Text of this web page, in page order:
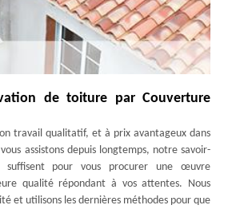
de toiture par Couverture
travail qualitatif, et à prix avantageux dans
assistons depuis longtemps, notre savoir-
pour vous procurer une œuvre
qualité répondant à vos attentes. Nous
et utilisons les dernières méthodes pour que